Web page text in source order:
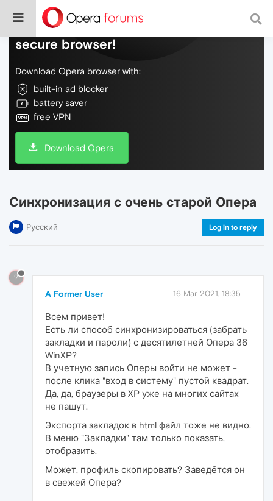
Do more on the web, with a fast and
secure browser!
Download Opera browser with:
built-in ad blocker
battery saver
free VPN
Download Opera
Синхронизация с очень старой Опера
Русский Log in to reply
?
A Former User 16 Mar 2021, 18:35
Всем привет!
Есть ли способ синхронизироваться (забрать
закладки и пароли) с десятилетней Опера 36
WinXP?
В учетную запись Оперы войти не может -
после клика "вход в систему" пустой квадрат.
Да, да, браузеры в XP уже на многих сайтах
не пашут.
Экспорта закладок в html файл тоже не видно.
В меню "Закладки" там только показать,
отобразить.
Может, профиль скопировать? Заведётся он
в свежей Опера?